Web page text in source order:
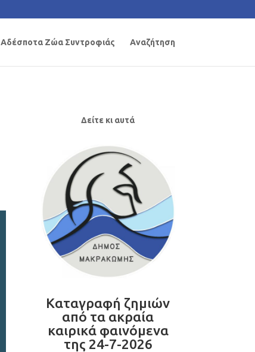
Αδέσποτα Ζώα Συντροφιάς Αναζήτηση
Δείτε κι αυτά
Καταγραφή ζημιών
από τα ακραία
καιρικά φαινόμενα
της 24-7-2026